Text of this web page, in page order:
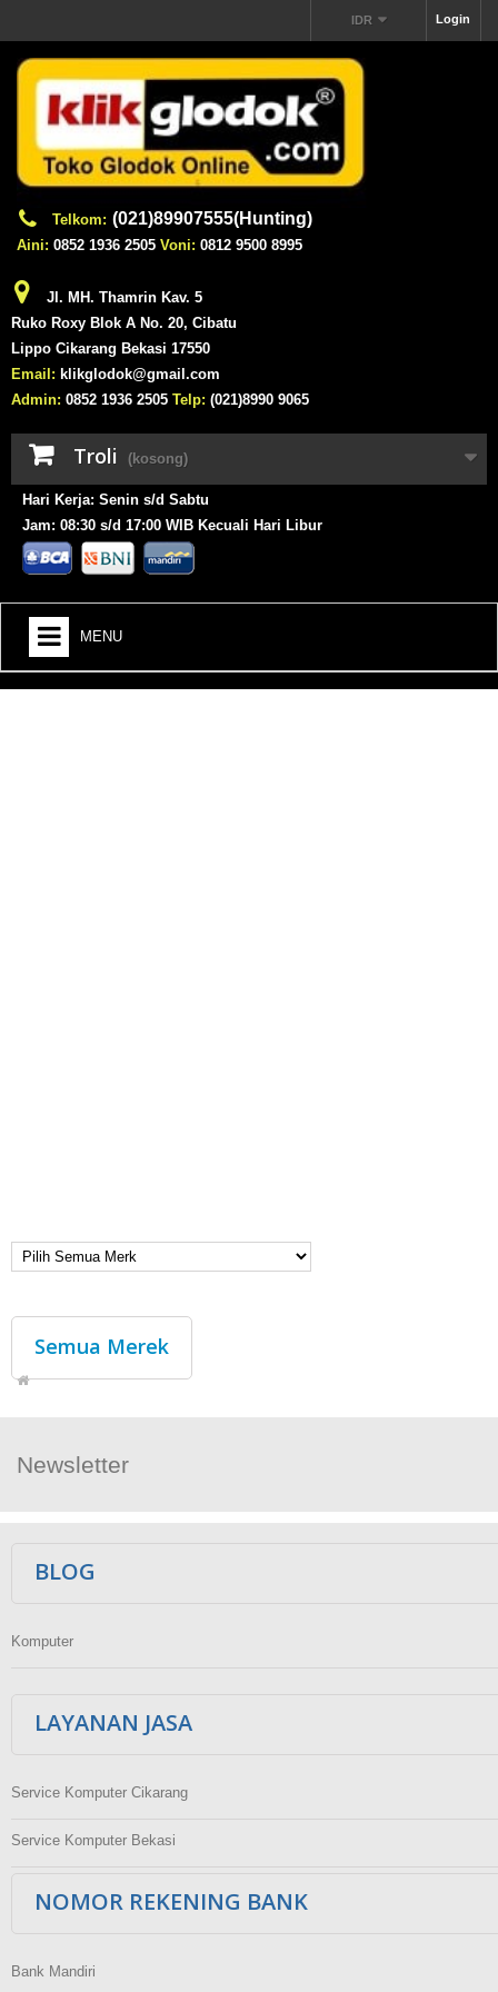
Login
IDR
Telkom: (021)89907555(Hunting)
Aini: 0852 1936 2505 Voni: 0812 9500 8995
Jl. MH. Thamrin Kav. 5
Ruko Roxy Blok A No. 20, Cibatu
Lippo Cikarang Bekasi 17550
Email: klikglodok@gmail.com
Admin: 0852 1936 2505 Telp: (021)8990 9065
Troli (kosong)
Hari Kerja: Senin s/d Sabtu
Jam: 08:30 s/d 17:00 WIB Kecuali Hari Libur
MENU
Semua Merek
Newsletter
BLOG
Komputer
LAYANAN JASA
Service Komputer Cikarang
Service Komputer Bekasi
NOMOR REKENING BANK
Bank Mandiri